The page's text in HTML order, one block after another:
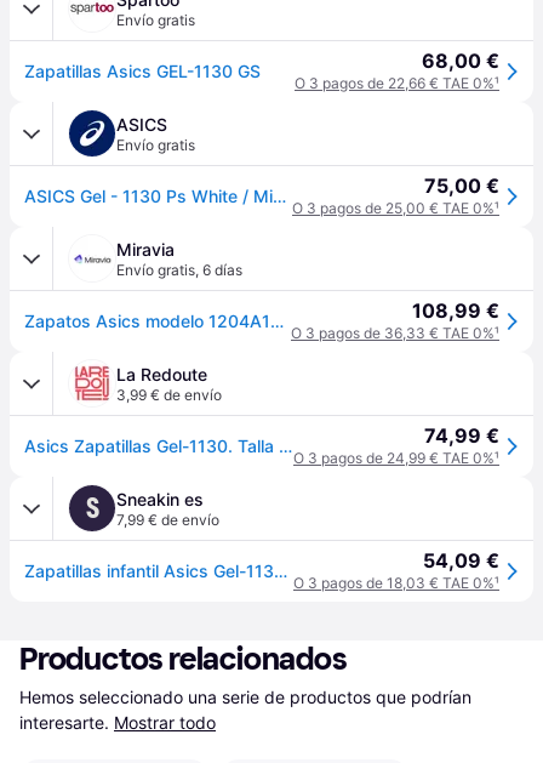
Envío gratis
Zapatillas Asics GEL-1130 GS 68,00 €
O 3 pagos de 22,66 € TAE 0%¹
ASICS
Envío gratis
ASICS Gel - 1130 Ps White / Midnight Niños Talla 34.5 75,00 €
O 3 pagos de 25,00 € TAE 0%¹
Miravia
Envío gratis, 6 días
Zapatos Asics modelo 1204A164 en color Blanco - White - 34.5. 108,99 €
O 3 pagos de 36,33 € TAE 0%¹
La Redoute
3,99 € de envío
Asics Zapatillas Gel-1130. Talla 32 1/2. Color - blanco/gris 74,99 €
O 3 pagos de 24,99 € TAE 0%¹
S Sneakin es
7,99 € de envío
Zapatillas infantil Asics Gel-1130 PS - Blanc - 32,5 54,09 €
O 3 pagos de 18,03 € TAE 0%¹
Productos relacionados
Hemos seleccionado una serie de productos que podrían
interesarte. Mostrar todo